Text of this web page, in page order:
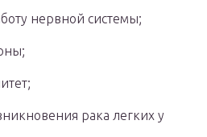
нервной системы;
рака легких у